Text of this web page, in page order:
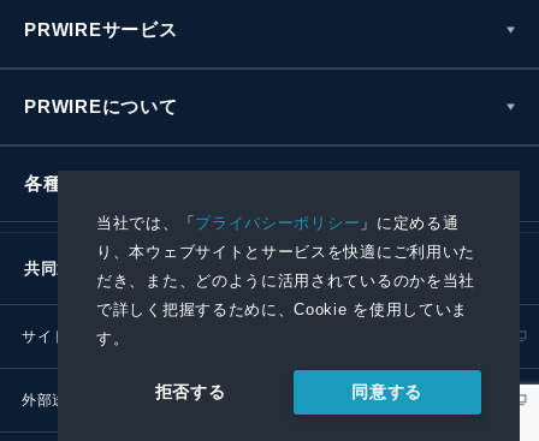
当社では、「プライバシーポリシー 」に定める通
り、本ウェブサイトとサービスを快適にご利用いた
だき、また、どのように活用されているのかを当社
で詳しく把握するために、Cookie を使用していま
す。
拒否する 同意する
PRWIREサービス
PRWIREについて
各種お問い合わせ
共同通信社グループ
サイトポリシー
外部送信ポリシー プレスリリース取扱基準